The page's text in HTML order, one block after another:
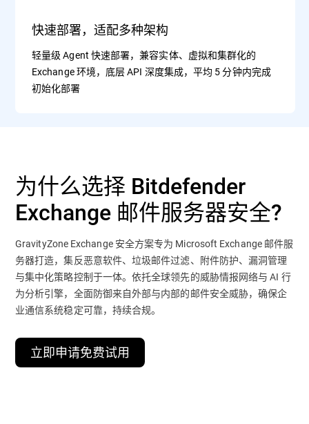
快速部署，适配多种架构
轻量级 Agent 快速部署，兼容实体、虚拟和集群化的
Exchange 环境，底层 API 深度集成，平均 5 分钟内完成
初始化部署
为什么选择 Bitdefender
Exchange 邮件服务器安全?
GravityZone Exchange 安全方案专为 Microsoft Exchange 邮件服
务器打造，集反恶意软件、垃圾邮件过滤、附件防护、漏洞管理
与集中化策略控制于一体。依托全球领先的威胁情报网络与 AI 行
为分析引擎，全面防御来自外部与内部的邮件安全威胁，确保企
业通信系统稳定可靠，持续合规。
立即申请免费试用